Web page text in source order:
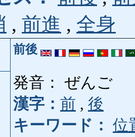
, 前進 , 全身
前後
発音： ぜんご
漢字： 前 , 後
キーワード： 位